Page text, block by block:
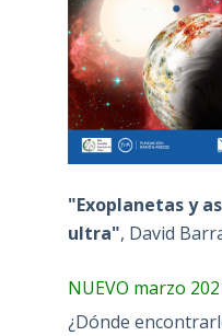
"Exoplanetas y
ultra", David
NUEVO marzo
¿Dónde